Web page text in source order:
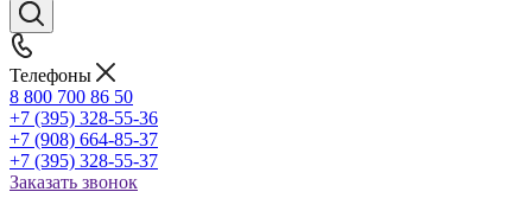
Телефоны
8 800 700 86 50
+7 (395) 328-55-36
+7 (908) 664-85-37
+7 (395) 328-55-37
Заказать звонок